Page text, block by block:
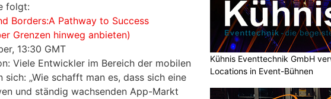
folgt:
Borders:A Pathway to Success
Grenzen hinweg anbieten)
13:30 GMT
Viele Entwickler im Bereich der mobilen
sich: „Wie schafft man es, dass sich eine
und ständig wachsenden App-Markt
Kühnis Eventtechnik GmbH
Locations in Event-Bühnen